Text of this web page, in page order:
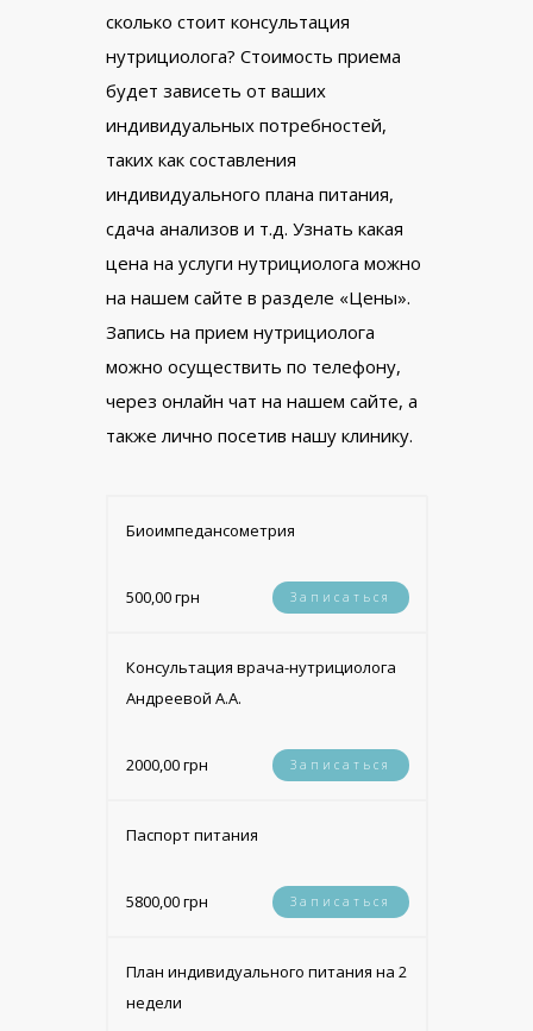
сколько стоит консультация
нутрициолога? Стоимость приема
будет зависеть от ваших
индивидуальных потребностей,
таких как составления
индивидуального плана питания,
сдача анализов и т.д. Узнать какая
цена на услуги нутрициолога можно
на нашем сайте в разделе «Цены».
Запись на прием нутрициолога
можно осуществить по телефону,
через онлайн чат на нашем сайте, а
также лично посетив нашу клинику.
Биоимпедансометрия
500,00 грн Записаться
Консультация врача-нутрициолога
Андреевой А.А.
2000,00 грн Записаться
Паспорт питания
5800,00 грн Записаться
План индивидуального питания на 2
недели